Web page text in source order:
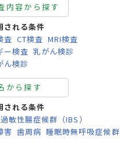
内容から探す
される条件
査 CT検査 MRI検査
ー検査 乳がん検診
ん検診
から探す
される条件
過敏性腸症候群（IBS）
害 歯周病 睡眠時無呼吸症候群